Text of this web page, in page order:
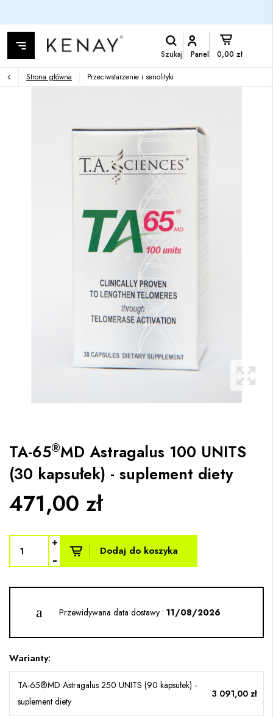
Szukaj Panel 0,00 zł
Strona główna Przeciwstarzenie i senolityki
TA-65®MD Astragalus 100 UNITS
(30 kapsułek) - suplement diety
471,00 zł
+
- Dodaj do koszyka
Przewidywana data dostawy : 11/08/2026
Warianty:
TA-65®MD Astragalus 250 UNITS (90 kapsułek) -
suplement diety
3 091,00 zł